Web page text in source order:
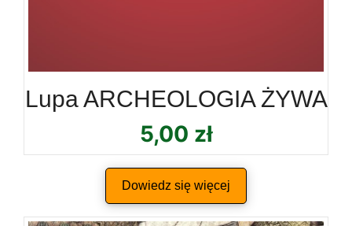
Lupa ARCHEOLOGIA ŻYWA
5,00 zł
Dowiedz się więcej